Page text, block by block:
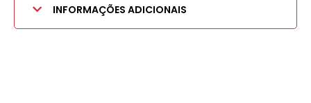
INFORMAÇÕES ADICIONAIS